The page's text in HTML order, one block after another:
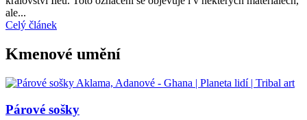
ale...
Celý článek
Kmenové umění
Párové sošky